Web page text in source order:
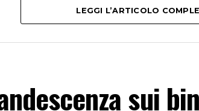
LEGGI L’ARTICOLO
sui